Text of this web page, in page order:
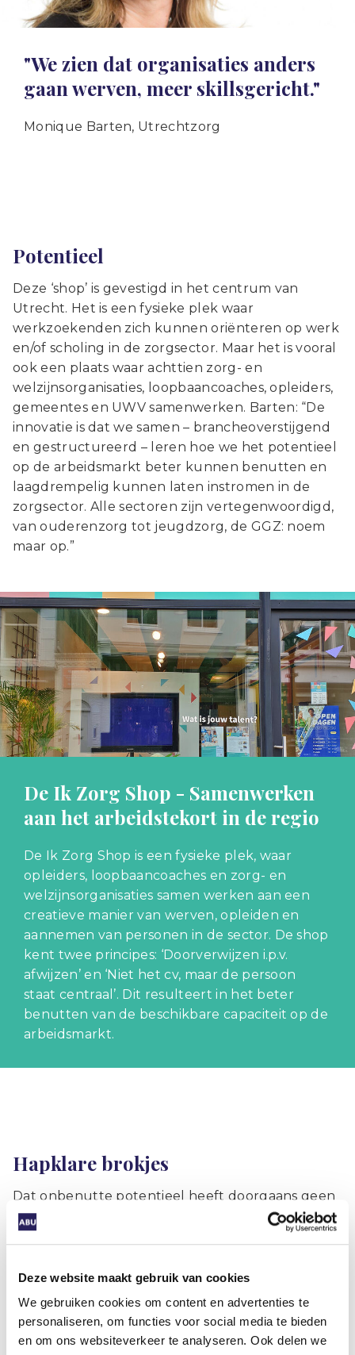
Deze website maakt gebruik van cookies
We gebruiken cookies om content en advertenties te
personaliseren, om functies voor social media te bieden
en om ons websiteverkeer te analyseren. Ook delen we
"We zien dat organisaties anders
gaan werven, meer skillsgericht."
Monique Barten, Utrechtzorg
Potentieel
Deze ‘shop’ is gevestigd in het centrum van
Utrecht. Het is een fysieke plek waar
werkzoekenden zich kunnen oriënteren op werk
en/of scholing in de zorgsector. Maar het is vooral
ook een plaats waar achttien zorg- en
welzijnsorganisaties, loopbaancoaches, opleiders,
gemeentes en UWV samenwerken. Barten: “De
innovatie is dat we samen – brancheoverstijgend
en gestructureerd – leren hoe we het potentieel
op de arbeidsmarkt beter kunnen benutten en
laagdrempelig kunnen laten instromen in de
zorgsector. Alle sectoren zijn vertegenwoordigd,
van ouderenzorg tot jeugdzorg, de GGZ: noem
maar op.”
De Ik Zorg Shop - Samenwerken
aan het arbeidstekort in de regio
De Ik Zorg Shop is een fysieke plek, waar
opleiders, loopbaancoaches en zorg- en
welzijnsorganisaties samen werken aan een
creatieve manier van werven, opleiden en
aannemen van personen in de sector. De shop
kent twee principes: ‘Doorverwijzen i.p.v.
afwijzen’ en ‘Niet het cv, maar de persoon
staat centraal’. Dit resulteert in het beter
benutten van de beschikbare capaciteit op de
arbeidsmarkt.
Hapklare brokjes
Dat onbenutte potentieel heeft doorgaans geen
passend cv. De focus ligt daarom op skillsgericht
werven, kort modulair opleiden en het uitvoeren
Lüün – onderdeel van de Driessen Groep – dat
zich richt op het ontwikkelen van innovatieve
oplossingen op de arbeidsmarkt. “De vraag die
men mij stelde was: wat zijn de knelpunten in de